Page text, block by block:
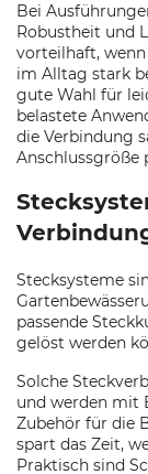
Bei
Robustheit und
vorteilhaft,
im Alltag stark
gute Wahl für
belastete
die Verbindung
Anschlussgröße
Stecksysteme
passende
gelöst werden
Solche
und werden mit
Zubehör für die
spart das Zeit,
Praktisch sind